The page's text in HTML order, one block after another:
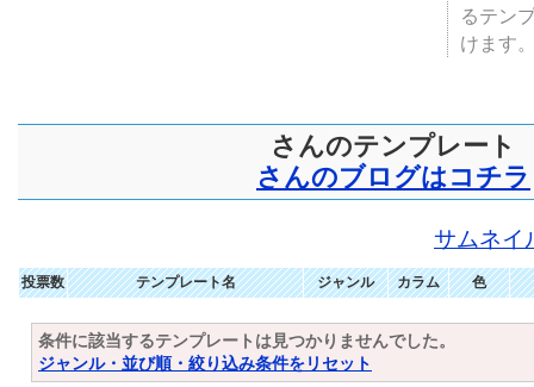
るテン
けます
さんのテンプレート
さんのブログはコチラ
サムネイ
投票数 テンプレート名 ジャンル カラム 色
条件に該当するテンプレートは見つかりませんでした。
ジャンル・並び順・絞り込み条件をリセット